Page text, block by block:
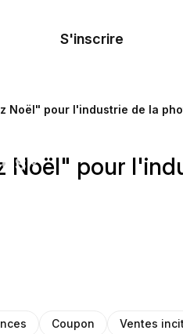
S'inscrire
Noël" pour l'industrie de la
Noël" pour
Coupon Ventes